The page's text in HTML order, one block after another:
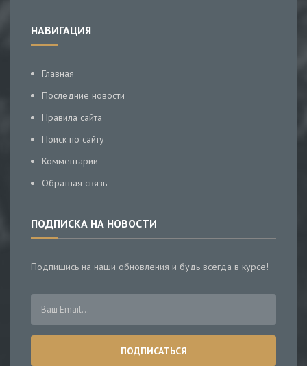
НАВИГАЦИЯ
Главная
Последние новости
Правила сайта
Поиск по сайту
Комментарии
Обратная связь
ПОДПИСКА НА НОВОСТИ
Подпишись на наши обновления и будь всегда в курсе!